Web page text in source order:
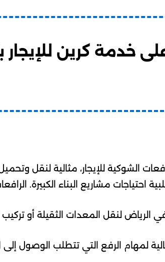
على خصم 30% على خدمة كرين
الشوكية للإيجار، مثالية لنقل
احتياجات مشاريع البناء الكبيرة.
الرياض لنقل المعدات الثقيلة أو تركيب
لمهام الرفع التي تتطلب الوصول